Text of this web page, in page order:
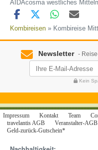
AIDAcosma westliches
Kombireisen » Kombireise
Newsletter -
Kein
Impressum Kontakt Team
travelantis AGB
Veranstalter-AGB
Geld-zurück-Gutschein*